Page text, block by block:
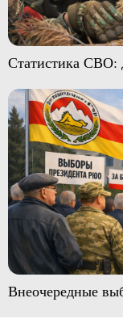
Статистика СВО:
Внеочередные